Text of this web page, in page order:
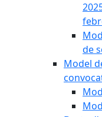
de
Model